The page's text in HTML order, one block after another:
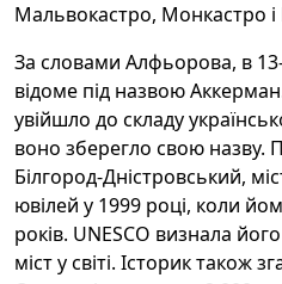
Мальвокастро, Монкастро
За словами Алфьорова, в 13-
відоме під назвою
увійшло до складу
воно зберегло свою назву.
Білгород-Дністровський,
ювілей у 1999 році, коли
років. UNESCO визнала
міст у світі. Історик також